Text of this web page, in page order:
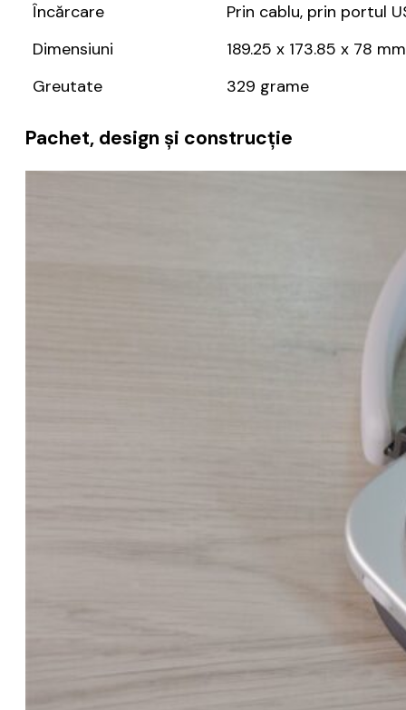
Încărcare
Prin cablu, prin portul
Dimensiuni
189.25 x 173.85 x 78 mm
Greutate
329 grame
Pachet, design și construcție